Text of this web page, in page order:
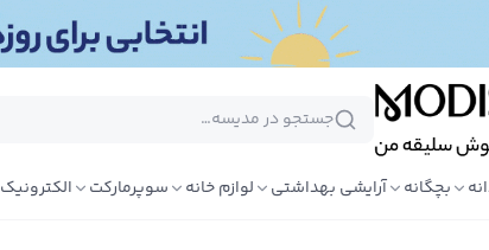
بچگانه آرایشی بهداشتی لوازم خانه سوپرمارکت الکترونیک